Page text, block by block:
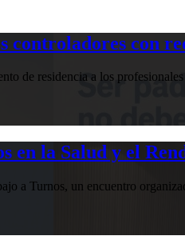
controladores con
de residencia a los
en la Salud y el
a Turnos, un encuentro